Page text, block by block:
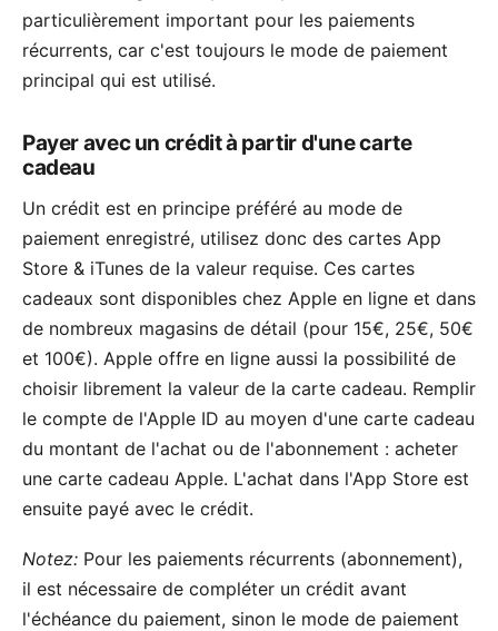
particulièrement important pour les paiements
récurrents, car c'est toujours le mode de paiement
principal qui est utilisé.
Payer avec un crédit à partir d'une carte
cadeau
Un crédit est en principe préféré au mode de
paiement enregistré, utilisez donc des cartes App
Store & iTunes de la valeur requise. Ces cartes
cadeaux sont disponibles chez Apple en ligne et dans
de nombreux magasins de détail (pour 15€, 25€, 50€
et 100€). Apple offre en ligne aussi la possibilité de
choisir librement la valeur de la carte cadeau. Remplir
le compte de l'Apple ID au moyen d'une carte cadeau
du montant de l'achat ou de l'abonnement : acheter
une carte cadeau Apple. L'achat dans l'App Store est
ensuite payé avec le crédit.
Notez: Pour les paiements récurrents (abonnement),
il est nécessaire de compléter un crédit avant
l'échéance du paiement, sinon le mode de paiement